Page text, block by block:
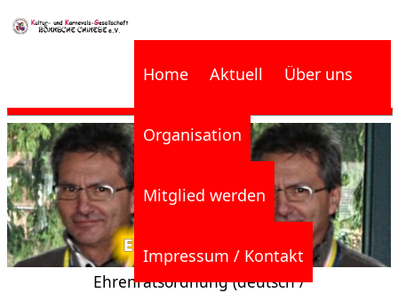
Home Aktuell Über uns
Organisation
Mitglied werden
Impressum / Kontakt
Ehrenratsordnung (deutsch /